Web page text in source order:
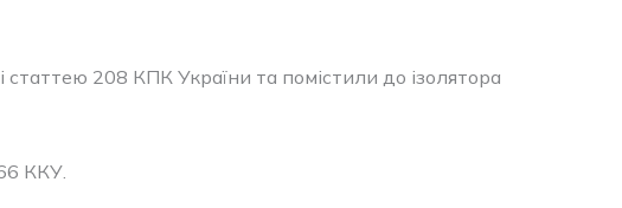
статтею 208 КПК України та помістили до ізолятора
ККУ.